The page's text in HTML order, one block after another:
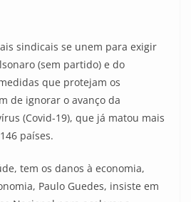
sindicais se unem para exigir
(sem partido) e do
que protejam os
de ignorar o avanço da
(Covid-19), que já matou mais
países.
tem os danos à economia,
Paulo Guedes, insiste em